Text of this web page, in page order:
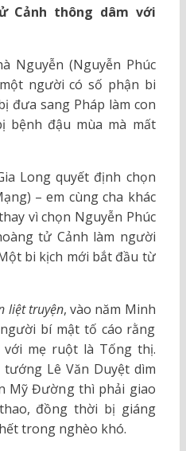
Cảnh thông dâm với
Nguyễn (Nguyễn Phúc
người có số phận bi
đưa sang Pháp làm con
bệnh đậu mùa mà mất
Long quyết định chọn
– em cùng cha khác
vì chọn Nguyễn Phúc
tử Cảnh làm người
bi kịch mới bắt đầu từ
liệt truyện, vào năm Minh
bí mật tố cáo rằng
mẹ ruột là Tống thị.
Lê Văn Duyệt dìm
Mỹ Đường thì phải giao
đồng thời bị giáng
trong nghèo khó.